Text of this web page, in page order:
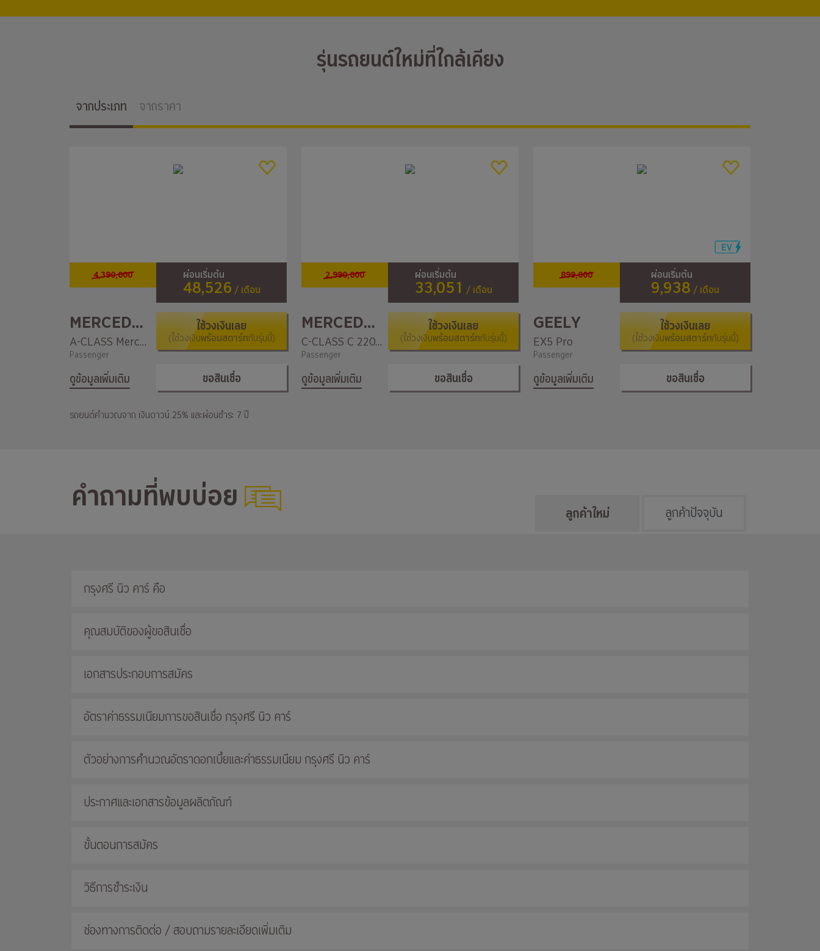
รุ่นรถยนต์ใหม่ที่ใกล้เคียง
จากประเภท จากราคา
4,390,000 ผ่อนเริ่มต้น
48,526 / เดือน
MERCEDES-BENZ
A-CLASS Mercedes-AMG A 45 4MATIC
Passenger
ดูข้อมูลเพิ่มเติม
ใช้วงเงินเลย
(ใช้วงเงินพร้อมสตาร์ทกับรุ่นนี้)
ขอสินเชื่อ
2,990,000 ผ่อนเริ่มต้น
33,051 / เดือน
MERCEDES-BENZ
C-CLASS C 220 d AMG Dynamic
Passenger
ดูข้อมูลเพิ่มเติม
ใช้วงเงินเลย
(ใช้วงเงินพร้อมสตาร์ทกับรุ่นนี้)
ขอสินเชื่อ
899,000 ผ่อนเริ่มต้น
9,938 / เดือน
GEELY
EX5 Pro
Passenger
ดูข้อมูลเพิ่มเติม
ใช้วงเงินเลย
(ใช้วงเงินพร้อมสตาร์ทกับรุ่นนี้)
ขอสินเชื่อ
รถยนต์คำนวณจาก เงินดาวน์ 25% และผ่อนชำระ 7 ปี
คำถามที่พบบ่อย ลูกค้าใหม่ ลูกค้าปัจจุบัน
กรุงศรี นิว คาร์ คือ
คุณสมบัติของผู้ขอสินเชื่อ
เอกสารประกอบการสมัคร
อัตราค่าธรรมเนียมการขอสินเชื่อ กรุงศรี นิว คาร์
ตัวอย่างการคำนวณอัตราดอกเบี้ยและค่าธรรมเนียม กรุงศรี นิว คาร์
ประกาศและเอกสารข้อมูลผลิตภัณฑ์
ขั้นตอนการสมัคร
วิธีการชำระเงิน
ช่องทางการติดต่อ / สอบถามรายละเอียดเพิ่มเติม